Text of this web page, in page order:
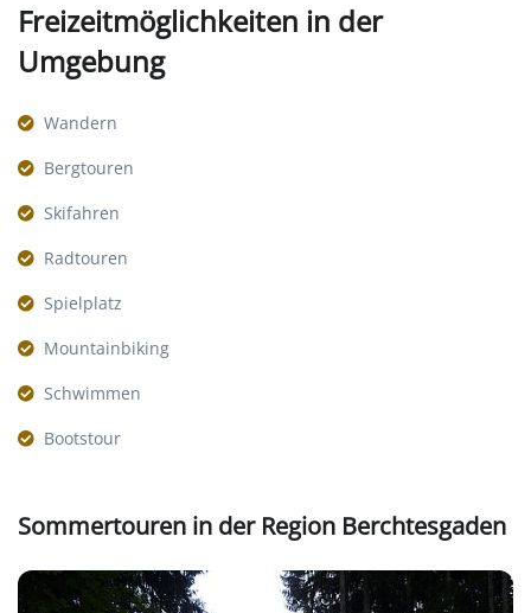
Freizeitmöglichkeiten in der
Umgebung
Wandern
Bergtouren
Skifahren
Radtouren
Spielplatz
Mountainbiking
Schwimmen
Bootstour
Sommertouren in der Region Berchtesgaden